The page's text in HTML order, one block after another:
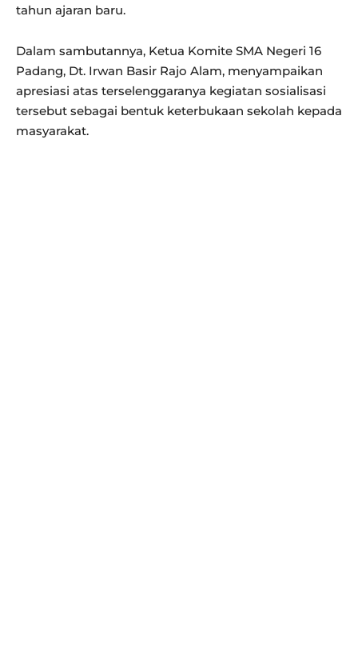
tahun ajaran baru.
Dalam sambutannya, Ketua Komite SMA Negeri 16
Padang, Dt. Irwan Basir Rajo Alam, menyampaikan
apresiasi atas terselenggaranya kegiatan sosialisasi
tersebut sebagai bentuk keterbukaan sekolah kepada
masyarakat.